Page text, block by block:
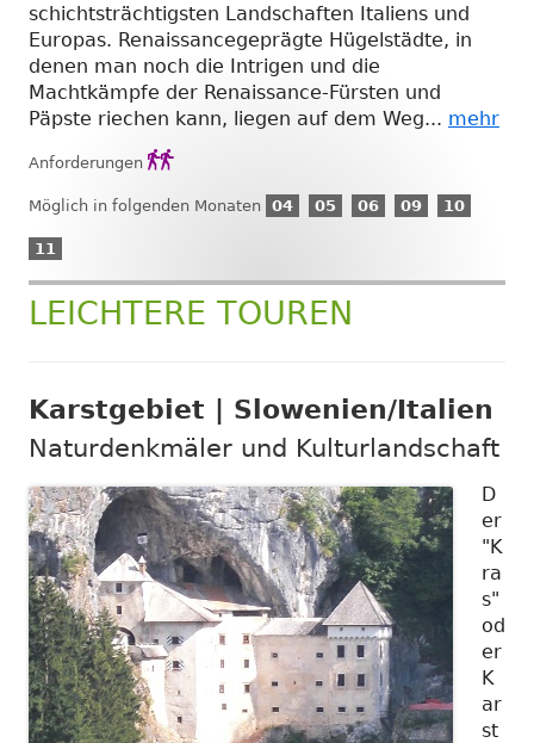
schichtsträchtigsten Landschaften Italiens und
Europas. Renaissancegeprägte Hügelstädte, in
denen man noch die Intrigen und die
Machtkämpfe der Renaissance-Fürsten und
Päpste riechen kann, liegen auf dem Weg... mehr
Anforderungen Anforderungsgrad
Möglich in folgenden Monaten
04
04
05
05
06
06
09
09
10
10
11
11
LEICHTERE TOUREN
Karstgebiet | Slowenien/Italien
Naturdenkmäler und Kulturlandschaft
D
er
"K
ra
s"
od
er
K
ar
st